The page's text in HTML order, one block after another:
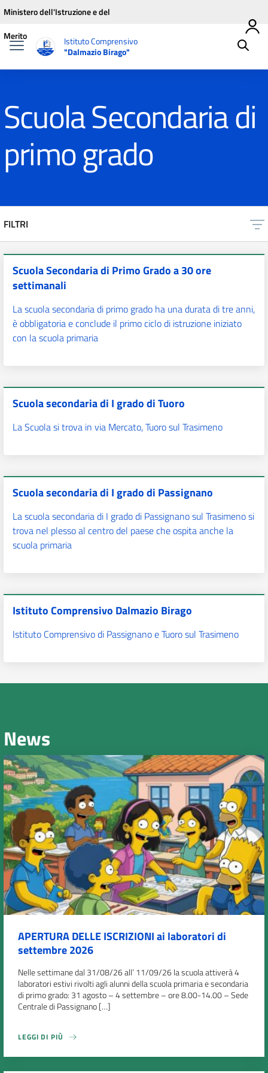
Vai ai contenuti
Vai al menu di navigazione
Vai al footer
Ministero dell'Istruzione e del
Merito
Istituto Comprensivo
"Dalmazio Birago"
Scuola Secondaria di
primo grado
FILTRI
Scuola Secondaria di Primo Grado a 30 ore
settimanali
La scuola secondaria di primo grado ha una durata di tre anni,
è obbligatoria e conclude il primo ciclo di istruzione iniziato
con la scuola primaria
Scuola secondaria di I grado di Tuoro
La Scuola si trova in via Mercato, Tuoro sul Trasimeno
Scuola secondaria di I grado di Passignano
La scuola secondaria di I grado di Passignano sul Trasimeno si
trova nel plesso al centro del paese che ospita anche la
scuola primaria
Istituto Comprensivo Dalmazio Birago
Istituto Comprensivo di Passignano e Tuoro sul Trasimeno
News
APERTURA DELLE ISCRIZIONI ai laboratori di
settembre 2026
Nelle settimane dal 31/08/26 all’ 11/09/26 la scuola attiverà 4
laboratori estivi rivolti agli alunni della scuola primaria e secondaria
di primo grado: 31 agosto – 4 settembre – ore 8.00-14.00 – Sede
Centrale di Passignano […]
LEGGI DI PIÙ